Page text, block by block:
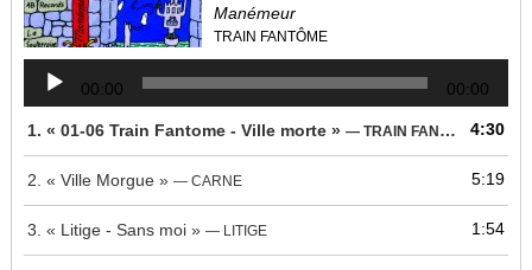
Manémeur
TRAIN FANTÔME
Lecteur
audio
00:00 00:00
1. « 01-06 Train Fantome - Ville morte » — TRAIN FANTÔME 4:30
2. « Ville Morgue » — CARNE 5:19
3. « Litige - Sans moi » — LITIGE 1:54